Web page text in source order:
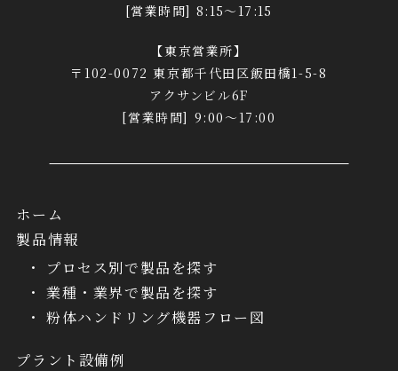
[営業時間] 8:15～17:15
【東京営業所】
〒102-0072 東京都千代田区飯田橋1-5-8
アクサンビル6F
[営業時間] 9:00～17:00
ホーム
製品情報
プロセス別で製品を探す
業種・業界で製品を探す
粉体ハンドリング機器フロー図
プラント設備例